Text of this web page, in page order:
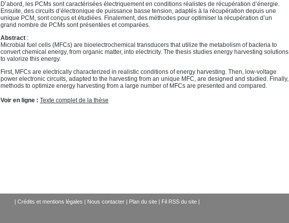
D’abord, les PCMs sont caractérisées électriquement en conditions réalistes de récupération d’énergie.
Ensuite, des circuits d’électronique de puissance basse tension, adaptés à la récupération depuis une
unique PCM, sont conçus et étudiées. Finalement, des méthodes pour optimiser la récupération d’un
grand nombre de PCMs sont présentées et comparées.
Abstract :
Microbial fuel cells (MFCs) are bioelectrochemical transducers that utilize the metabolism of bacteria to
convert chemical energy, from organic matter, into electricity. The thesis studies energy harvesting solutions
to valorize this energy.
First, MFCs are electrically characterized in realistic conditions of energy harvesting. Then, low-voltage
power electronic circuits, adapted to the harvesting from an unique MFC, are designed and studied. Finally,
methods to optimize energy harvesting from a large number of MFCs are presented and compared.
Voir en ligne : Texte complet de la thèse
| Crédits et mentions légales | Nous contacter | Plan du site | Fil RSS du site |